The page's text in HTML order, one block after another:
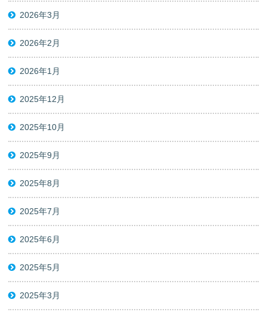
2026年3月
2026年2月
2026年1月
2025年12月
2025年10月
2025年9月
2025年8月
2025年7月
2025年6月
2025年5月
2025年3月